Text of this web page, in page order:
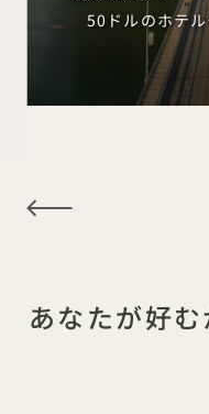
50ドルのホテル
あなたが好